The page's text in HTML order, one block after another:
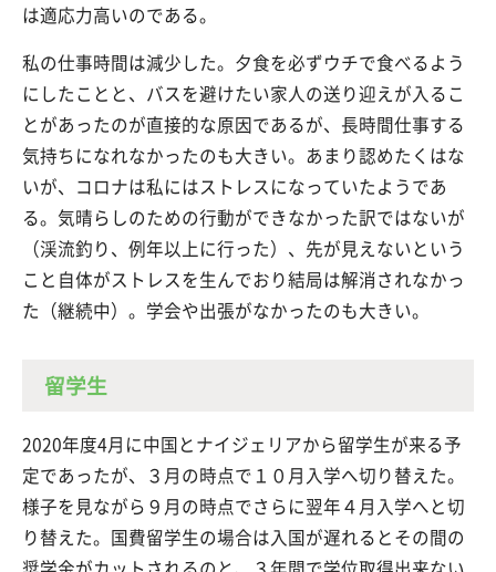
は適応力高いのである。
私の仕事時間は減少した。夕食を必ずウチで食べるよう
にしたことと、バスを避けたい家人の送り迎えが入るこ
とがあったのが直接的な原因であるが、長時間仕事する
気持ちになれなかったのも大きい。あまり認めたくはな
いが、コロナは私にはストレスになっていたようであ
る。気晴らしのための行動ができなかった訳ではないが
（渓流釣り、例年以上に行った）、先が見えないという
こと自体がストレスを生んでおり結局は解消されなかっ
た（継続中）。学会や出張がなかったのも大きい。
留学生
2020年度4月に中国とナイジェリアから留学生が来る予
定であったが、３月の時点で１０月入学へ切り替えた。
様子を見ながら９月の時点でさらに翌年４月入学へと切
り替えた。国費留学生の場合は入国が遅れるとその間の